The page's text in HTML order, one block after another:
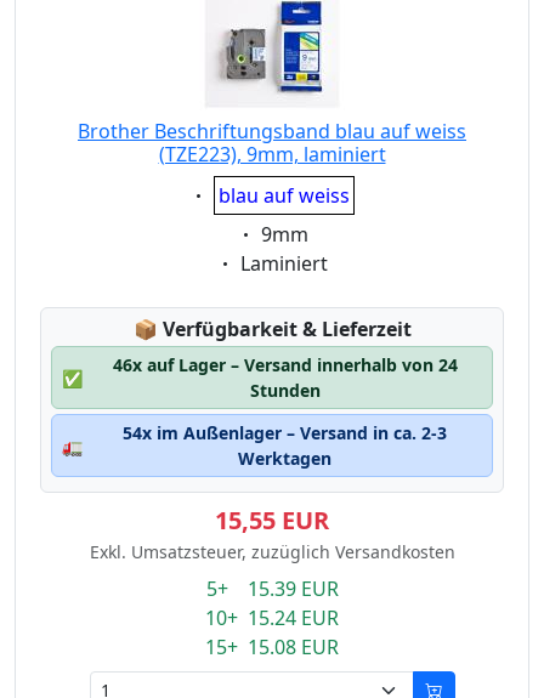
Brother Beschriftungsband blau auf weiss
(TZE223), 9mm, laminiert
Eigenschaft:
blau auf weiss
Eigenschaft:
9mm
Eigenschaft:
Laminiert
📦 Lagerstatus:
Verfügbarkeit & Lieferzeit
✅
46x auf Lager – Versand innerhalb von 24
Stunden
🚛
54x im Außenlager – Versand in ca. 2-3
Werktagen
15,55 EUR
Exkl. Umsatzsteuer, zuzüglich Versandkosten
5+ 15.39 EUR
10+ 15.24 EUR
15+ 15.08 EUR